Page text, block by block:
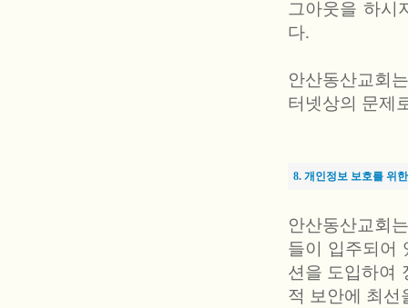
그아웃을 하시
다.
안산동산교회
터넷상의 문제
8. 개인정보 보호를 위
안산동산교회
들이 입주되어
션을 도입하여
적 보안에 최선